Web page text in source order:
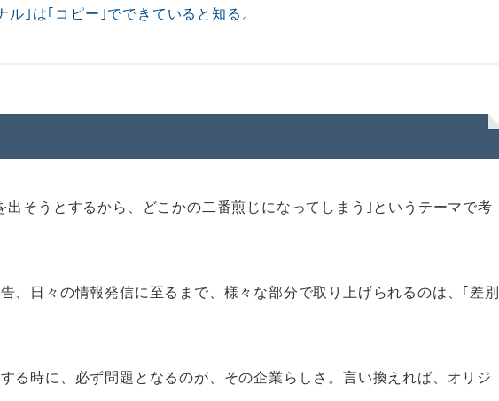
ル｣は｢コピー｣でできていると知る。
出そうとするから、どこかの二番煎じになってしまう｣というテーマで考
、日々の情報発信に至るまで、様々な部分で取り上げられるのは、｢差別
る時に、必ず問題となるのが、その企業らしさ。言い換えれば、オリジ